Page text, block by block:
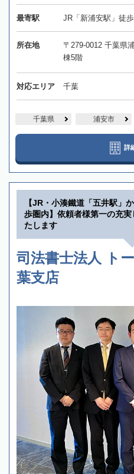
最寄駅 JR「新浦安駅」徒
所在地
〒279-0012 千葉県
棟5階
対応エリア 千葉
千葉県 浦安市
詳
【JR・小湊鐵道「五井駅
歩圏内】依頼者様第一の充
たします
司法書士法人 ト
葉支店